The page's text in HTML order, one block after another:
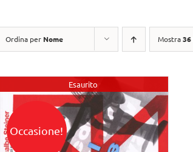
Ordina per Nome Mostra
Esaurito
Occasione!